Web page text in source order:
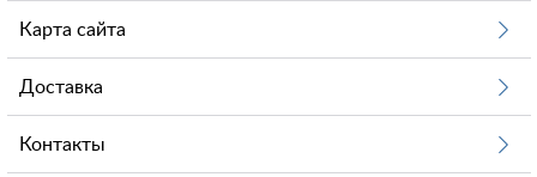
Карта сайта
Доставка
Контакты